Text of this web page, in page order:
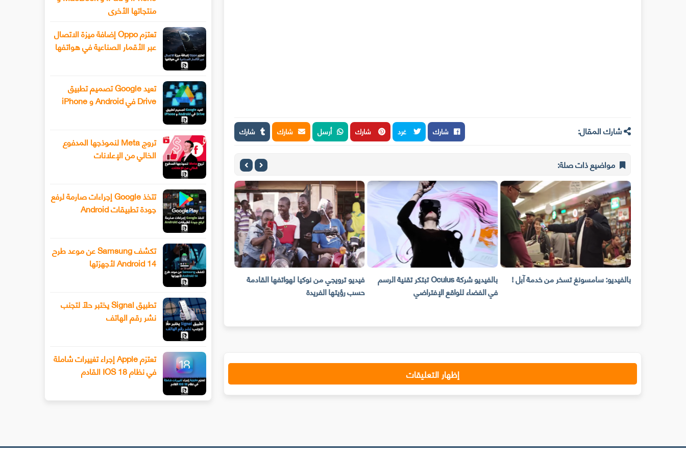
شارك المقال: شارك غرد شارك أرسل شارك شارك
مواضيع ذات صلة:
بالفيديو: سامسونغ تسخر من خدمة آبل ! بالفيديو شركة Oculus تبتكر تقنية الرسم
في الفضاء للواقع الإفتراضي
فيديو ترويجي من نوكيا لهواتفها القادمة
حسب رؤيتها الفريدة
إظهار التعليقات
منتجاتها الأخرى
تعتزم Oppo إضافة ميزة الاتصال
عبر الأقمار الصناعية في هواتفها
تعيد Google تصميم تطبيق
Drive في Android و iPhone
تروج Meta لنموذجها المدفوع
الخالي من الإعلانات
تتخذ Google إجراءات صارمة لرفع
جودة تطبيقات Android
تكشف Samsung عن موعد طرح
Android 14 لأجهزتها
تطبيق Signal يختبر حلًا لتجنب
نشر رقم الهاتف
تعتزم Apple إجراء تغييرات شاملة
في نظام IOS 18 القادم